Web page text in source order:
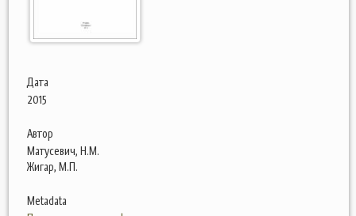
Дата
2015
Автор
Матусевич, Н.М.
Жигар, М.П.
Metadata